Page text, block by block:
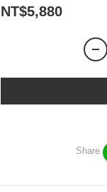
NT$5,880
Share